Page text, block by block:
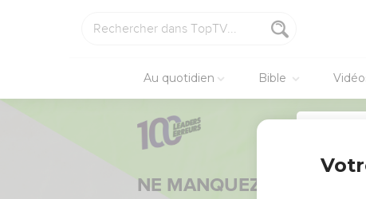
Au quotidien Bible
NE MANQUEZ PAS